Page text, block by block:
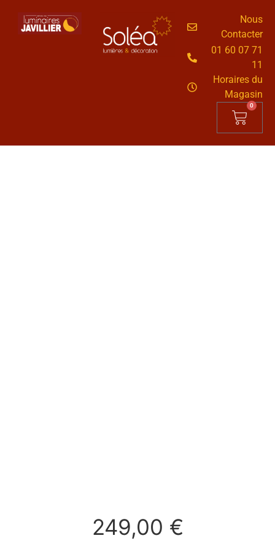
Nous
Contacter
01 60 07 71
11
Horaires du
Magasin
0
249,00 €